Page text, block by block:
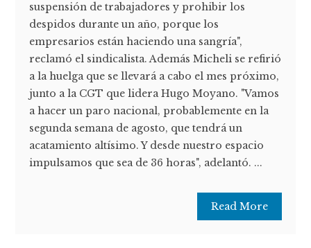
suspensión de trabajadores y prohibir los
despidos durante un año, porque los
empresarios están haciendo una sangría",
reclamó el sindicalista. Además Micheli se refirió
a la huelga que se llevará a cabo el mes próximo,
junto a la CGT que lidera Hugo Moyano. "Vamos
a hacer un paro nacional, probablemente en la
segunda semana de agosto, que tendrá un
acatamiento altísimo. Y desde nuestro espacio
impulsamos que sea de 36 horas", adelantó. ...
Read More